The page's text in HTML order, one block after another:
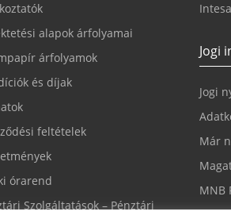
alapok árfolyamai
árfolyamok
és díjak
feltételek
órarend
Szolgáltatások – Pénztári
Jogi
Jogi
Már
MNB
Süti